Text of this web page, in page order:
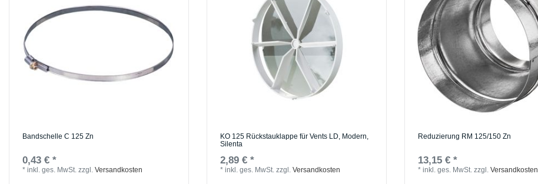
Bandschelle C 125 Zn
0,43 € *
*inkl. ges. MwSt. zzgl.Versandkosten
KO 125 Rückstauklappe für Vents LD, Modern,
Silenta
2,89 € *
*inkl. ges. MwSt. zzgl.Versandkosten
Reduzierung RM 125/150 Zn
13,15 € *
*inkl. ges. MwSt. zzgl.Versandkosten